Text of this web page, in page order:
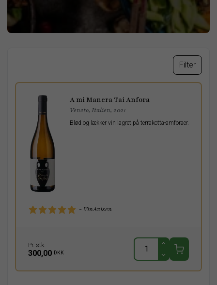
Filter
A mi Manera Tai Anfora
Veneto, Italien, 2021
Blød og lækker vin lagret på terrakotta-amforaer.
- VinAvisen
Pr. stk.
300,00 DKK